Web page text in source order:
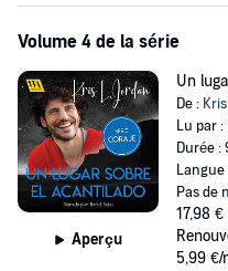
Volume 4 de la série
Aperçu
Un
De :
Lu par :
Durée :
Langue
Pas de
17,98 €
5,99 €/